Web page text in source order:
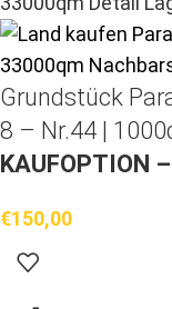
Grundstück
8 – Nr.44 |
KAUFOPTION –
€150,00